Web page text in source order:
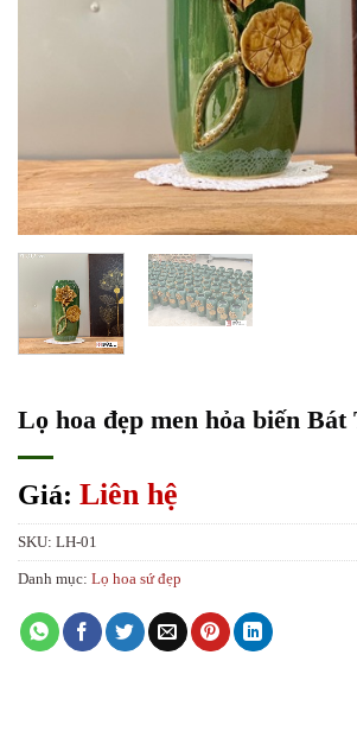
Lọ hoa đẹp men hỏa biến Bát
Giá: Liên hệ
SKU: LH-01
Danh mục: Lọ hoa sứ đẹp